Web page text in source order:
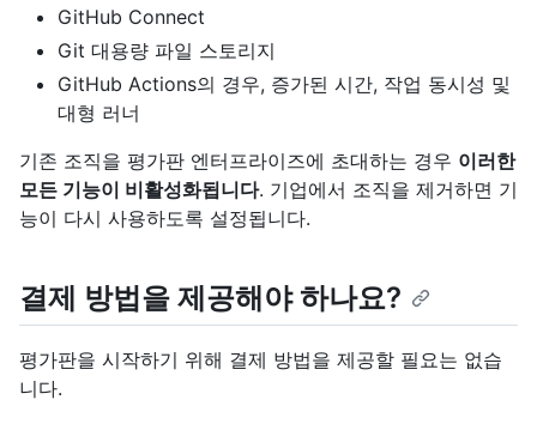
GitHub Connect
Git 대용량 파일 스토리지
GitHub Actions의 경우, 증가된 시간, 작업 동시성 및
대형 러너
기존 조직을 평가판 엔터프라이즈에 초대하는 경우 이러한
모든 기능이 비활성화됩니다. 기업에서 조직을 제거하면 기
능이 다시 사용하도록 설정됩니다.
결제 방법을 제공해야 하나요?
평가판을 시작하기 위해 결제 방법을 제공할 필요는 없습
니다.